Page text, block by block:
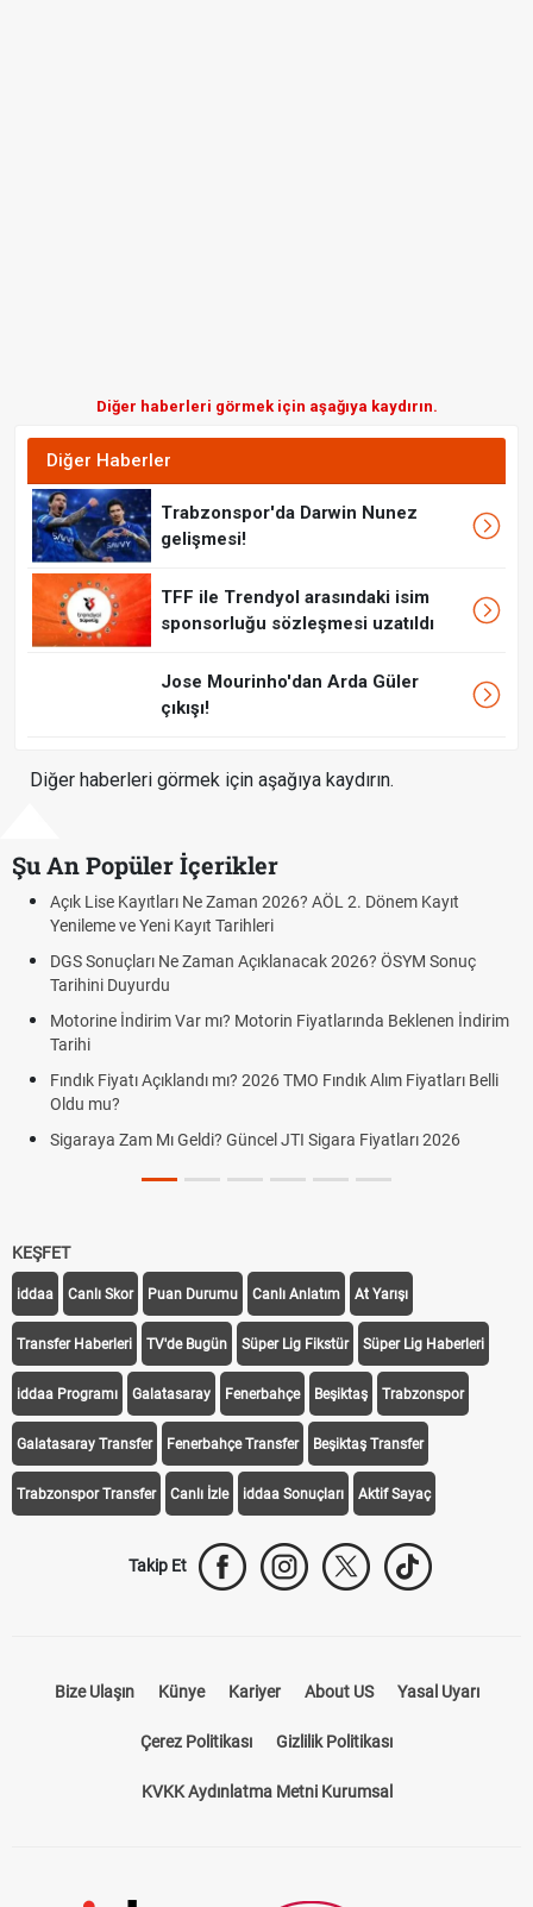
Diğer haberleri görmek için aşağıya kaydırın.
Diğer Haberler
Trabzonspor'da Darwin Nunez
gelişmesi!
TFF ile Trendyol arasındaki isim
sponsorluğu sözleşmesi uzatıldı
Jose Mourinho'dan Arda Güler
çıkışı!
Diğer haberleri görmek için aşağıya kaydırın.
Şu An Popüler İçerikler
Dönem Kayıt
ÖSYM Sonuç
Beklenen İndirim
Alım Fiyatları Belli
Fiyatları 2026
FENERBAHÇE STURM GRAZ CANLI İZLE
GRAZ)
Fenerbahçe Sturm Graz maçı şifresiz canlı
Graz link
Fenerbahçe Sturm Graz ücretsiz izle, Fener
KEŞFET
iddaa Canlı Skor Puan Durumu Canlı Anlatım At Yarışı
Transfer Haberleri TV'de Bugün Süper Lig Fikstür Süper Lig Haberleri
iddaa Programı Galatasaray Fenerbahçe Beşiktaş Trabzonspor
Galatasaray Transfer Fenerbahçe Transfer Beşiktaş Transfer
Trabzonspor Transfer Canlı İzle iddaa Sonuçları Aktif Sayaç
Takip Et
Bize Ulaşın Künye Kariyer About US Yasal Uyarı
Çerez Politikası Gizlilik Politikası
KVKK Aydınlatma Metni Kurumsal